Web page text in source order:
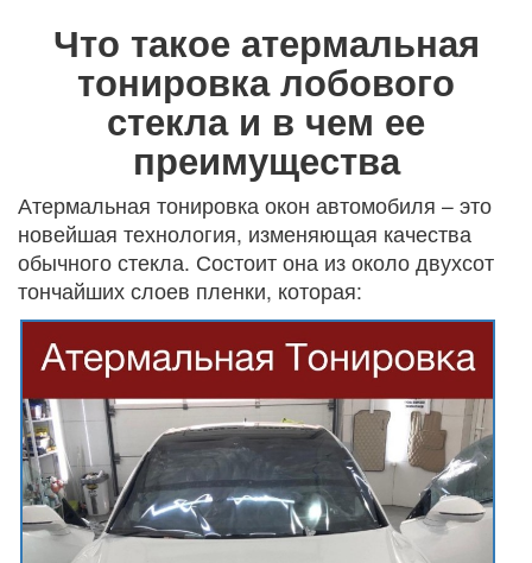
Что такое атермальная
тонировка лобового
стекла и в чем ее
преимущества
Атермальная тонировка окон автомобиля – это
новейшая технология, изменяющая качества
обычного стекла. Состоит она из около двухсот
тончайших слоев пленки, которая: